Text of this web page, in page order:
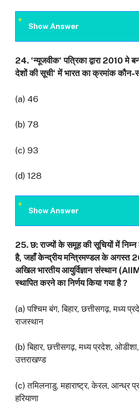
Show Answer
24. ‘न्यूजवीक‘पत्रिका द्वारा 2010मे
देशों की सूची‘में भारत का क्रमांक कौन-
(a) 46
(b) 78
(c) 93
(d) 128
Show Answer
25.छ: राज्यों के समूह की सूचियों में
है,जहाँ केन्द्रीय मन्त्रिमण्डल के अगस्त
अखिल भारतीय आयुर्विज्ञान संस्थान (
स्थापित करने का निर्णय किया गया है?
(a) पश्चिम बंग, बिहार, छत्तीसगढ़, मध्य
राजस्थान
(b) बिहार, छत्तीसगढ़, मध्य प्रदेश,
उत्तराखण्ड
(c) तमिलनाडु, महाराष्ट्र, केरल, आन्ध्र
हरियाणा